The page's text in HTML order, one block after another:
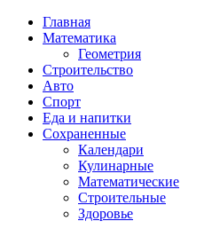
Главная
Математика
Геометрия
Строительство
Авто
Спорт
Еда и напитки
Сохраненные
Календари
Кулинарные
Математические
Строительные
Здоровье